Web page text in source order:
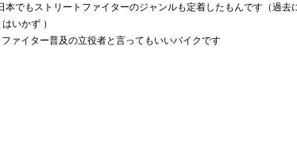
本でもストリートファイターのジャンルも定着したもんです（過
いかず ）
ァイター普及の立役者と言ってもいいバイクです